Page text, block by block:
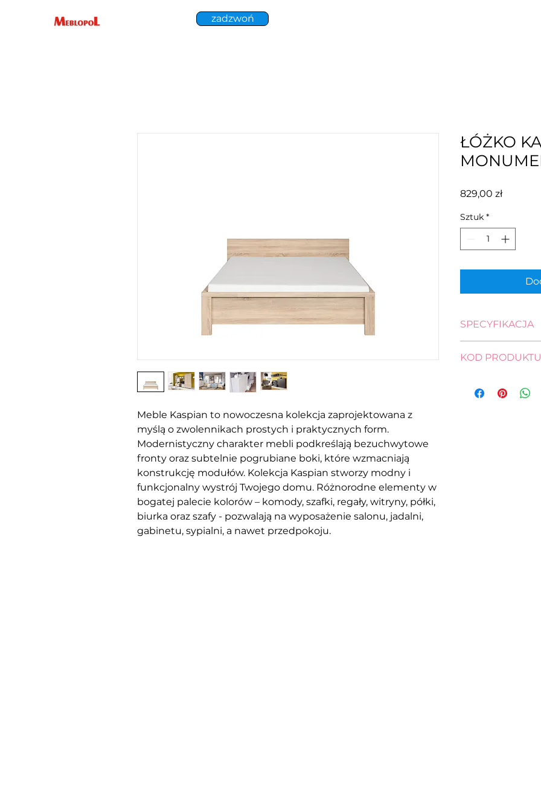
zadzwoń
Meble Kaspian to nowoczesna kolekcja zaprojektowana z
myślą o zwolennikach prostych i praktycznych form.
Modernistyczny charakter mebli podkreślają bezuchwytowe
fronty oraz subtelnie pogrubiane boki, które wzmacniają
konstrukcję modułów. Kolekcja Kaspian stworzy modny i
funkcjonalny wystrój Twojego domu. Różnorodne elementy w
bogatej palecie kolorów – komody, szafki, regały, witryny, półki,
biurka oraz szafy - pozwalają na wyposażenie salonu, jadalni,
gabinetu, sypialni, a nawet przedpokoju.
ŁÓŻKO
829,00 złCena
Sztuk *
SPECYFIKACJA
długość: 206,5 cm
KOD PRODUKTU
S128-LOZ/140-